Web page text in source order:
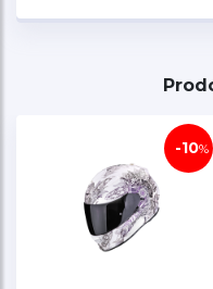
OMOLOGAZIONE
Cosa include la
Borsa da trasporto
-10%